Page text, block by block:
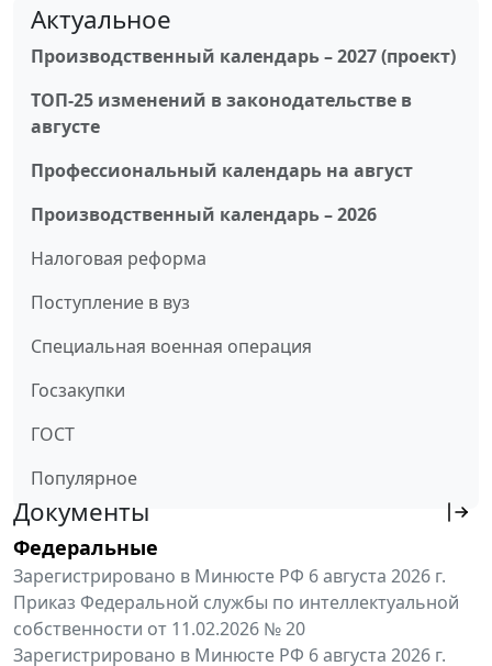
Актуальное
Производственный календарь – 2027 (проект)
ТОП-25 изменений в законодательстве в
августе
Профессиональный календарь на август
Производственный календарь – 2026
Налоговая реформа
Поступление в вуз
Специальная военная операция
Госзакупки
ГОСТ
Популярное
Документы
Федеральные
Зарегистрировано в Минюсте РФ 6 августа 2026 г.
Приказ Федеральной службы по интеллектуальной
собственности от 11.02.2026 № 20
Зарегистрировано в Минюсте РФ 6 августа 2026 г.